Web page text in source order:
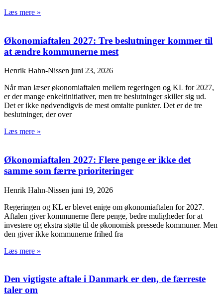
Læs mere »
Økonomiaftalen 2027: Tre beslutninger kommer til
at ændre kommunerne mest
Henrik Hahn-Nissen juni 23, 2026
Når man læser økonomiaftalen mellem regeringen og KL for 2027,
er der mange enkeltinitiativer, men tre beslutninger skiller sig ud.
Det er ikke nødvendigvis de mest omtalte punkter. Det er de tre
beslutninger, der over
Læs mere »
Økonomiaftalen 2027: Flere penge er ikke det
samme som færre prioriteringer
Henrik Hahn-Nissen juni 19, 2026
Regeringen og KL er blevet enige om økonomiaftalen for 2027.
Aftalen giver kommunerne flere penge, bedre muligheder for at
investere og ekstra støtte til de økonomisk pressede kommuner. Men
den giver ikke kommunerne frihed fra
Læs mere »
Den vigtigste aftale i Danmark er den, de færreste
taler om